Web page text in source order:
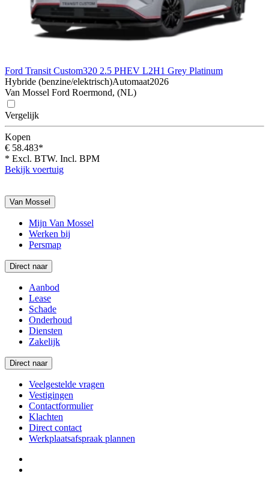
Ford Transit Custom320 2.5 PHEV L2H1 Grey Platinum
Hybride (benzine/elektrisch)Automaat2026
Van Mossel Ford Roermond, (NL)
Vergelijk
Kopen
€ 58.483*
* Excl. BTW. Incl. BPM
Bekijk voertuig
Van Mossel
Mijn Van Mossel
Werken bij
Persmap
Direct naar
Aanbod
Lease
Schade
Onderhoud
Diensten
Zakelijk
Direct naar
Veelgestelde vragen
Vestigingen
Contactformulier
Klachten
Direct contact
Werkplaatsafspraak plannen